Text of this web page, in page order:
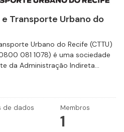
Transporte Urbano do
Urbano do Recife (CTTU)
081 1078) é uma sociedade
da Administração Indireta...
de dados Membros
1